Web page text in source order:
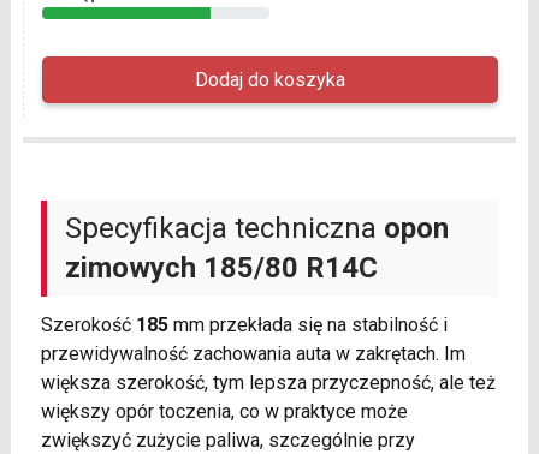
Specyfikacja techniczna opon
zimowych 185/80 R14C
Szerokość 185mm przekłada się na stabilność i
przewidywalność zachowania auta w zakrętach. Im
większa szerokość, tym lepsza przyczepność, ale też
większy opór toczenia, co w praktyce może
zwiększyć zużycie paliwa, szczególnie przy